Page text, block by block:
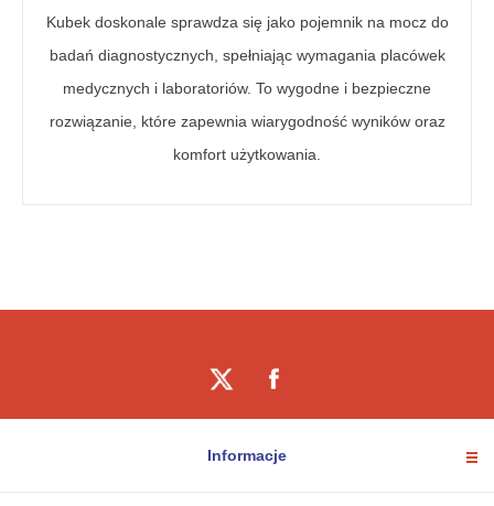
Kubek doskonale sprawdza się jako pojemnik na mocz do
badań diagnostycznych, spełniając wymagania placówek
medycznych i laboratoriów. To wygodne i bezpieczne
rozwiązanie, które zapewnia wiarygodność wyników oraz
komfort użytkowania.
Informacje